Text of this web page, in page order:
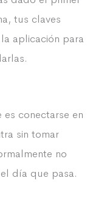
tus claves
aplicación para
conectarse en
sin tomar
no
día que pasa.